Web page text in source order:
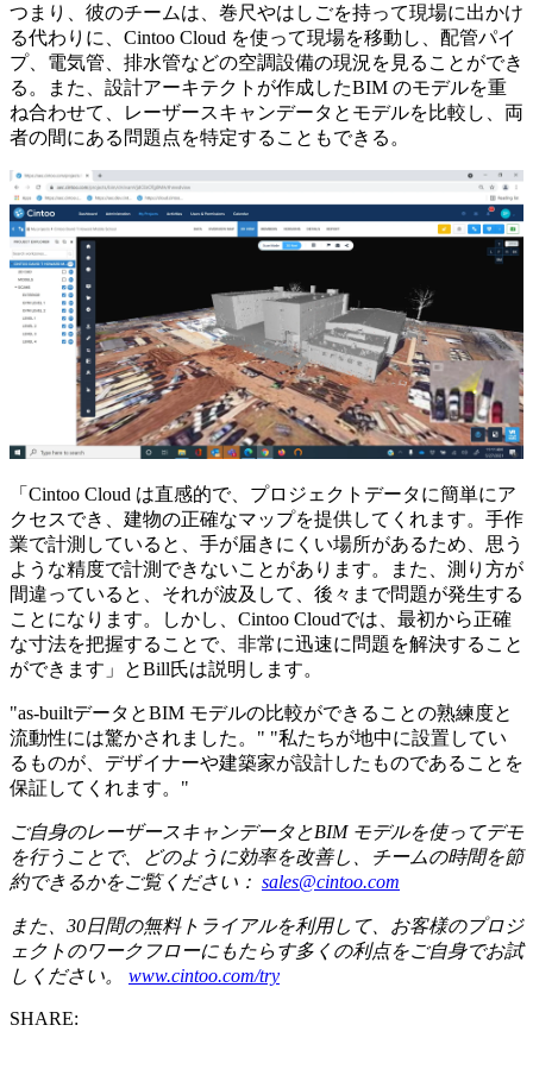
つまり、彼のチームは、巻尺やはしごを持って現場に出かけ
る代わりに、Cintoo Cloud を使って現場を移動し、配管パイ
プ、電気管、排水管などの空調設備の現況を見ることができ
る。また、設計アーキテクトが作成したBIM のモデルを重
ね合わせて、レーザースキャンデータとモデルを比較し、両
者の間にある問題点を特定することもできる。
「Cintoo Cloud は直感的で、プロジェクトデータに簡単にア
クセスでき、建物の正確なマップを提供してくれます。手作
業で計測していると、手が届きにくい場所があるため、思う
ような精度で計測できないことがあります。また、測り方が
間違っていると、それが波及して、後々まで問題が発生する
ことになります。しかし、Cintoo Cloudでは、最初から正確
な寸法を把握することで、非常に迅速に問題を解決すること
ができます」とBill氏は説明します。
"as-builtデータとBIM モデルの比較ができることの熟練度と
流動性には驚かされました。" "私たちが地中に設置してい
るものが、デザイナーや建築家が設計したものであることを
保証してくれます。"
ご自身のレーザースキャンデータとBIM モデルを使ってデモ
を行うことで、どのように効率を改善し、チームの時間を節
約できるかをご覧ください： sales@cintoo.com
また、30日間の無料トライアルを利用して、お客様のプロジ
ェクトのワークフローにもたらす多くの利点をご自身でお試
しください。
www.cintoo.com/try
SHARE: